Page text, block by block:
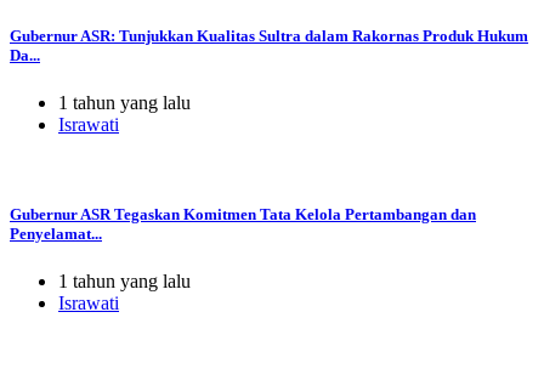
Gubernur ASR: Tunjukkan Kualitas Sultra dalam Rakornas Produk Hukum
Da...
1 tahun yang lalu
Israwati
Gubernur ASR Tegaskan Komitmen Tata Kelola Pertambangan dan
Penyelamat...
1 tahun yang lalu
Israwati